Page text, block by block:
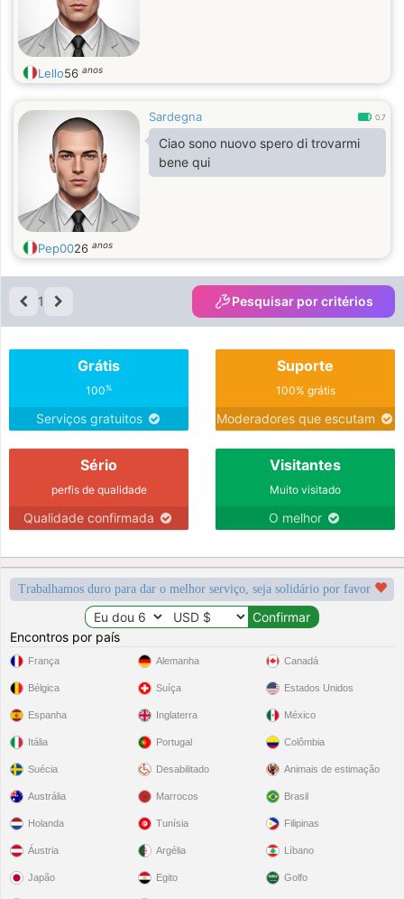
Lello56 anos
Sardegna 0.7
Ciao sono nuovo spero di trovarmi
bene qui
Pep0026 anos
1 Pesquisar por critérios
Grátis
100%
Serviços gratuitos
Suporte
100% grátis
Moderadores que escutam
Sério
perfis de qualidade
Qualidade confirmada
Visitantes
Muito visitado
O melhor
Trabalhamos duro para dar o melhor serviço, seja solidário por favor
Encontros por país
França
Bélgica
Espanha
Itália
Suécia
Alemanha
Suíça
Inglaterra
Portugal
Desabilitado
Canadá
Estados Unidos
México
Colômbia
Animais de estimação
Austrália
Holanda
Áustria
Japão
Marrocos
Tunísia
Argélia
Egito
Brasil
Filipinas
Líbano
Golfo